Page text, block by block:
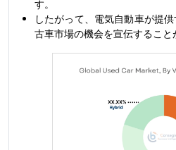
す。
したがって、電気自動車が提
古車市場の機会を宣伝すること